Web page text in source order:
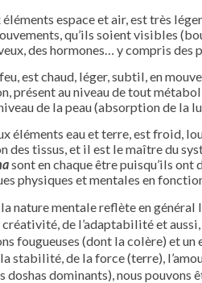
éléments espace et air, est très
qu’ils soient visibles
des hormones… y compris des
est chaud, léger, subtil, en
présent au niveau de tout
de la peau (absorption de la
éléments eau et terre, est froid,
des tissus, et il est le maître du
sont en chaque être puisqu’ils ont
physiques et mentales en
la nature mentale reflète en
de l’adaptabilité et
fougueuses (dont la colère) et
stabilité, de la force (terre),
doshas dominants), nous